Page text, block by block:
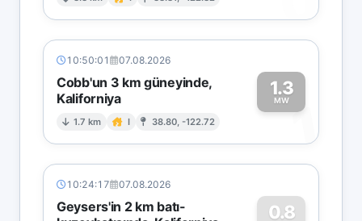
10:50:01 07.08.2026
Cobb'un 3 km güneyinde,
Kaliforniya
1.7 km I 38.80, -122.72
1.3
MW1
10:24:17 07.08.2026
Geysers'in 2 km batı-
0.8